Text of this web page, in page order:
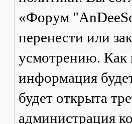
«Форум
перенести или
усмотрению. Как
информация
будет открыта
администрация